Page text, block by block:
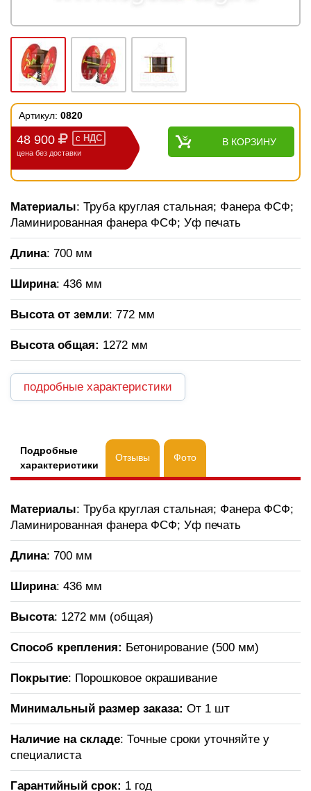
Артикул: 0820
48 900 с НДС
цена без доставки
В КОРЗИНУ
Материалы: Труба круглая стальная; Фанера ФСФ;
Ламинированная фанера ФСФ; Уф печать
Длина: 700 мм
Ширина: 436 мм
Высота от земли: 772 мм
Высота общая: 1272 мм
подробные характеристики
Подробные
характеристики
Отзывы Фото
Материалы: Труба круглая стальная; Фанера ФСФ;
Ламинированная фанера ФСФ; Уф печать
Длина: 700 мм
Ширина: 436 мм
Высота: 1272 мм (общая)
Способ крепления: Бетонирование (500 мм)
Покрытие: Порошковое окрашивание
Минимальный размер заказа: От 1 шт
Наличие на складе: Точные сроки уточняйте у
специалиста
Гарантийный срок: 1 год